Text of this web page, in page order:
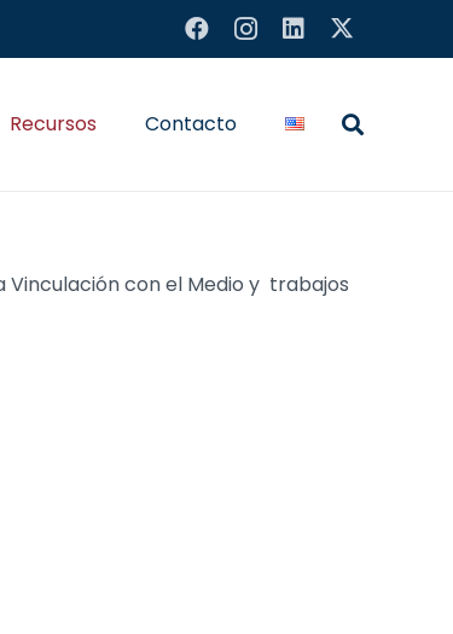
Recursos Contacto
con el Medio y trabajos